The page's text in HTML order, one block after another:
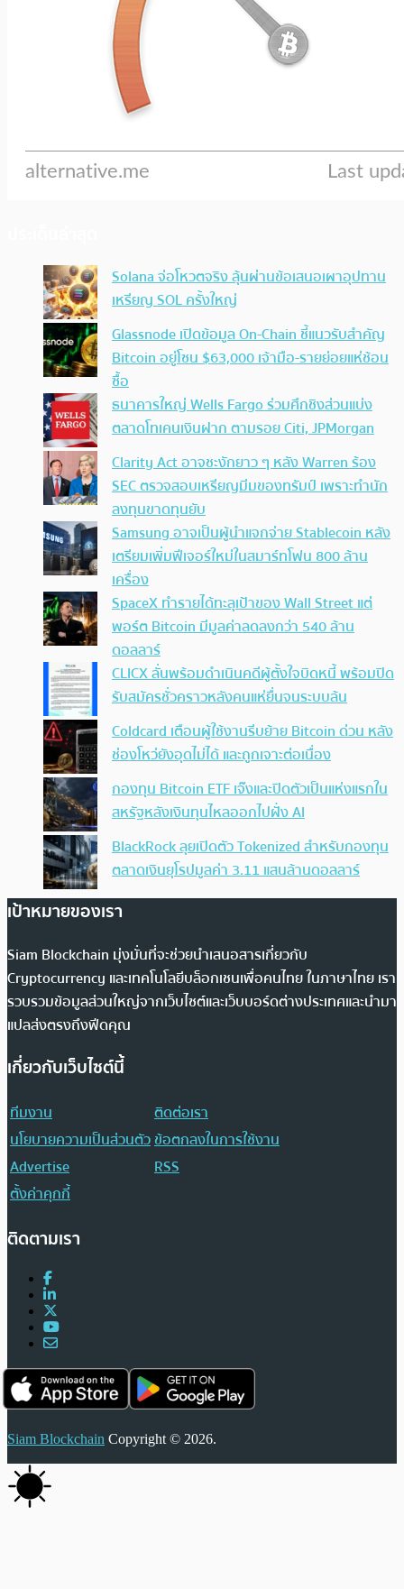
Solana จ่อโหวตจริง ลุ้นผ่านข้อเสนอเผาอุปทาน
เหรียญ SOL ครั้งใหญ่
Glassnode เปิดข้อมูล On-Chain ชี้แนวรับสำคัญ
Bitcoin อยู่โซน $63,000 เจ้ามือ-รายย่อยแห่ช้อน
ซื้อ
ธนาคารใหญ่ Wells Fargo ร่วมศึกชิงส่วนแบ่ง
ตลาดโทเคนเงินฝาก ตามรอย Citi, JPMorgan
Clarity Act อาจชะงักยาว ๆ หลัง Warren ร้อง
SEC ตรวจสอบเหรียญมีมของทรัมป์ เพราะทำนัก
ลงทุนขาดทุนยับ
Samsung อาจเป็นผู้นำแจกจ่าย Stablecoin หลัง
เตรียมเพิ่มฟีเจอร์ใหม่ในสมาร์ทโฟน 800 ล้าน
เครื่อง
SpaceX ทำรายได้ทะลุเป้าของ Wall Street แต่
พอร์ต Bitcoin มีมูลค่าลดลงกว่า 540 ล้าน
ดอลลาร์
CLICX ลั่นพร้อมดำเนินคดีผู้ตั้งใจบิดหนี้ พร้อมปิด
รับสมัครชั่วคราวหลังคนแห่ยื่นจนระบบล้น
Coldcard เตือนผู้ใช้งานรีบย้าย Bitcoin ด่วน หลัง
ช่องโหว่ยังอุดไม่ได้ และถูกเจาะต่อเนื่อง
กองทุน Bitcoin ETF เจ๊งและปิดตัวเป็นแห่งแรกใน
สหรัฐหลังเงินทุนไหลออกไปฝั่ง AI
BlackRock ลุยเปิดตัว Tokenized สำหรับกองทุน
ตลาดเงินยุโรปมูลค่า 3.11 แสนล้านดอลลาร์
เป้าหมายของเรา
Siam Blockchain มุ่งมั่นที่จะช่วยนำเสนอสารเกี่ยวกับ
Cryptocurrency และเทคโนโลยีบล็อกเชนเพื่อคนไทย ในภาษาไทย เรา
รวบรวมข้อมูลส่วนใหญ่จากเว็บไซต์และเว็บบอร์ดต่างประเทศและนำมา
แปลส่งตรงถึงฟีดคุณ
เกี่ยวกับเว็บไซต์นี้
ทีมงาน
ติดต่อเรา
นโยบายความเป็นส่วนตัวข้อตกลงในการใช้งาน
Advertise
RSS
ตั้งค่าคุกกี้
ติดตามเรา
Siam Blockchain Copyright © 2026.